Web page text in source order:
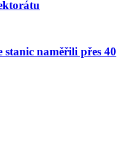
stanic naměřili přes 40